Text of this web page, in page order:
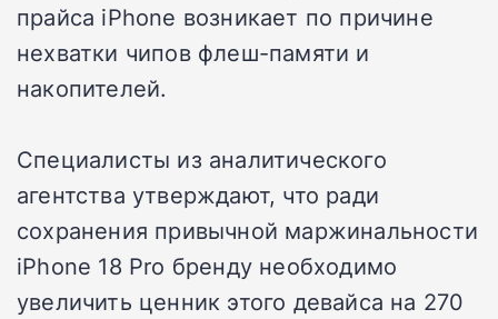
прайса iPhone возникает по причине
нехватки чипов флеш-памяти и
накопителей.
Специалисты из аналитического
агентства утверждают, что ради
сохранения привычной маржинальности
iPhone 18 Pro бренду необходимо
увеличить ценник этого девайса на 270